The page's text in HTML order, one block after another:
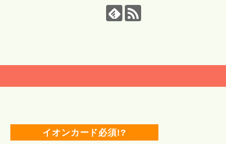
イオンカード必須!?